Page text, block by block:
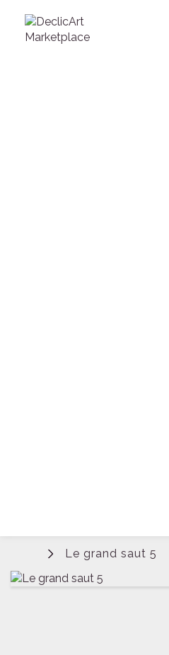
Le grand saut 5